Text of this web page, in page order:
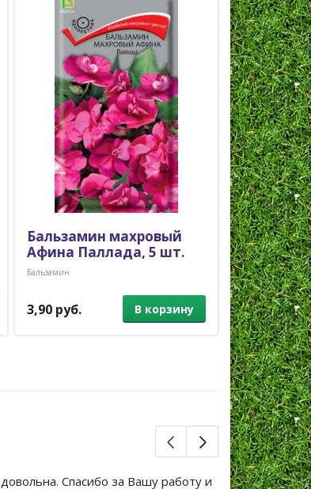
Бальзамин махровый
Афина Паллада, 5 шт.
Бальзамин
3,90 руб. В корзину
Цинния
белая, 5
Однолетники
5,00 руб.
Спасибо за Вашу работу и
Большое